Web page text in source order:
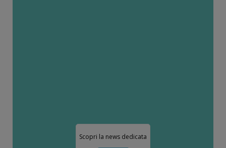
Scopri la news dedicata